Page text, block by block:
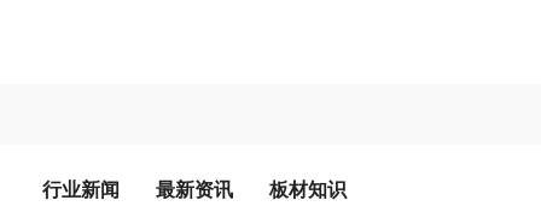
行业新闻 最新资讯 板材知识